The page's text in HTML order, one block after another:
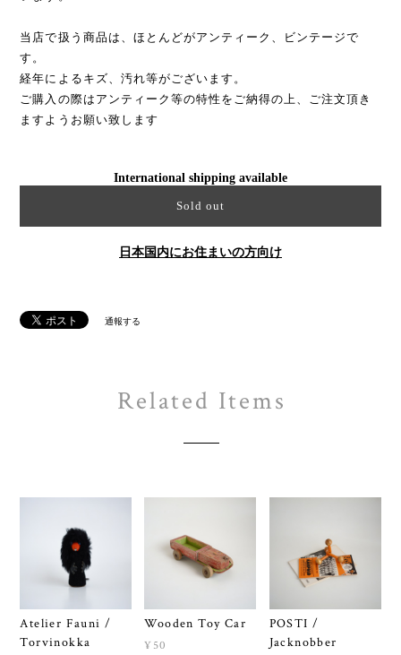
当店で扱う商品は、ほとんどがアンティーク、ビンテージで
す。
経年によるキズ、汚れ等がございます。
ご購入の際はアンティーク等の特性をご納得の上、ご注文頂き
ますようお願い致します
International shipping available
Sold out
日本国内にお住まいの方向け
通報する
Related Items
Atelier Fauni /
Torvinokka
Wooden Toy Car
¥50
POSTI /
Jacknobber